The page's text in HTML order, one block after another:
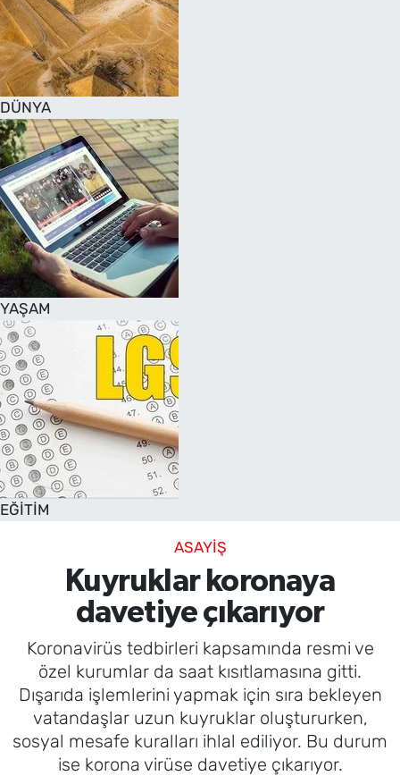
DÜNYA
YAŞAM
EĞİTİM
ASAYİŞ
Kuyruklar koronaya
davetiye çıkarıyor
Koronavirüs tedbirleri kapsamında resmi ve
özel kurumlar da saat kısıtlamasına gitti.
Dışarıda işlemlerini yapmak için sıra bekleyen
vatandaşlar uzun kuyruklar oluştururken,
sosyal mesafe kuralları ihlal ediliyor. Bu durum
ise korona virüse davetiye çıkarıyor.